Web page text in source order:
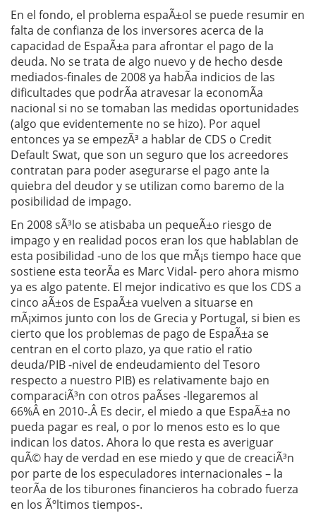
En el fondo, el problema espaÃ±ol se puede resumir en
falta de confianza de los inversores acerca de la
capacidad de EspaÃ±a para afrontar el pago de la
deuda. No se trata de algo nuevo y de hecho desde
mediados-finales de 2008 ya habÃ­a indicios de las
dificultades que podrÃ­a atravesar la economÃ­a
nacional si no se tomaban las medidas oportunidades
(algo que evidentemente no se hizo). Por aquel
entonces ya se empezÃ³ a hablar de CDS o Credit
Default Swat, que son un seguro que los acreedores
contratan para poder asegurarse el pago ante la
quiebra del deudor y se utilizan como baremo de la
posibilidad de impago.
En 2008 sÃ³lo se atisbaba un pequeÃ±o riesgo de
impago y en realidad pocos eran los que hablablan de
esta posibilidad -uno de los que mÃ¡s tiempo hace que
sostiene esta teorÃ­a es Marc Vidal- pero ahora mismo
ya es algo patente. El mejor indicativo es que los CDS a
cinco aÃ±os de EspaÃ±a vuelven a situarse en
mÃ¡ximos junto con los de Grecia y Portugal, si bien es
cierto que los problemas de pago de EspaÃ±a se
centran en el corto plazo, ya que ratio el ratio
deuda/PIB -nivel de endeudamiento del Tesoro
respecto a nuestro PIB) es relativamente bajo en
comparaciÃ³n con otros paÃ­ses -llegaremos al
66%Â en 2010-.Â Es decir, el miedo a que EspaÃ±a no
pueda pagar es real, o por lo menos esto es lo que
indican los datos. Ahora lo que resta es averiguar
quÃ© hay de verdad en ese miedo y que de creaciÃ³n
por parte de los especuladores internacionales – la
teorÃ­a de los tiburones financieros ha cobrado fuerza
en los Ãºltimos tiempos-.